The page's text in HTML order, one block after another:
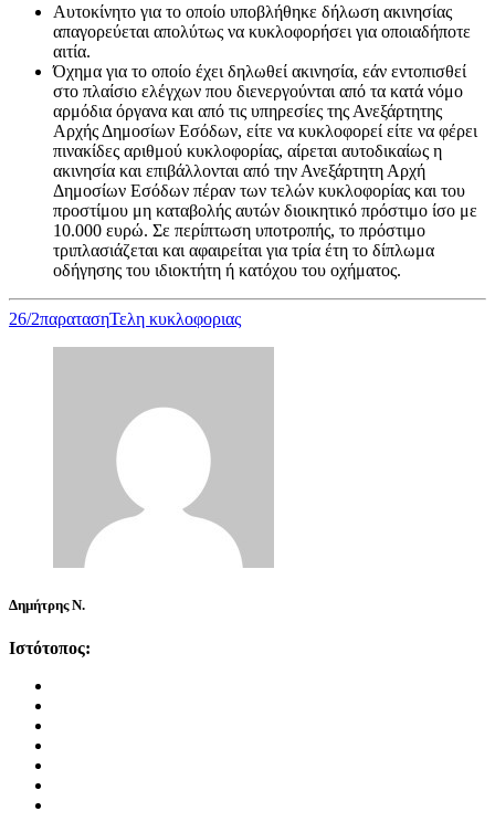
Αυτοκίνητο για το οποίο υποβλήθηκε δήλωση ακινησίας
απαγορεύεται απολύτως να κυκλοφορήσει για οποιαδήποτε
αιτία.
Όχημα για το οποίο έχει δηλωθεί ακινησία, εάν εντοπισθεί
στο πλαίσιο ελέγχων που διενεργούνται από τα κατά νόμο
αρμόδια όργανα και από τις υπηρεσίες της Ανεξάρτητης
Αρχής Δημοσίων Εσόδων, είτε να κυκλοφορεί είτε να φέρει
πινακίδες αριθμού κυκλοφορίας, αίρεται αυτοδικαίως η
ακινησία και επιβάλλονται από την Ανεξάρτητη Αρχή
Δημοσίων Εσόδων πέραν των τελών κυκλοφορίας και του
προστίμου μη καταβολής αυτών διοικητικό πρόστιμο ίσο με
10.000 ευρώ. Σε περίπτωση υποτροπής, το πρόστιμο
τριπλασιάζεται και αφαιρείται για τρία έτη το δίπλωμα
οδήγησης του ιδιοκτήτη ή κατόχου του οχήματος.
26/2παρατασηΤελη κυκλοφοριας
Δημήτρης Ν.
Ιστότοπος: